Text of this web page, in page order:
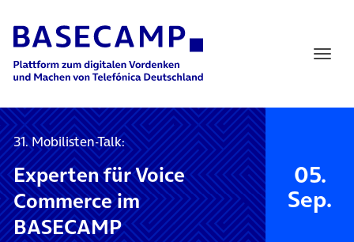
Main Navigation
31. Mobilisten-Talk:
Experten für Voice
Commerce im
BASECAMP
05.
Sep.